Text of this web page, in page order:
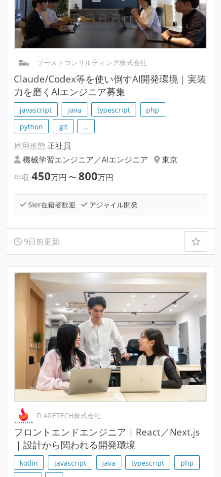
ブーストコンサルティング株式会社
Claude/Codex等を使い倒すAI開発環境｜実装
力を磨くAIエンジニア募集
javascript java typescript
php
python
git …
雇用形態 正社員
機械学習エンジニア／AIエンジニア
東京
年収 450万円 〜 800万円
SIer在籍者歓迎 アジャイル開発
9日前更新
FLARETECH株式会社
フロントエンドエンジニア｜React／Next.js
｜設計から関われる開発環境
kotlin javascript java typescript
php